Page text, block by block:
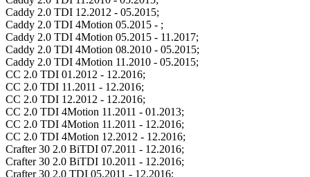
Caddy 2.0 TDI 12.2012 - 05.2015;
Caddy 2.0 TDI 4Motion 05.2015 - ;
Caddy 2.0 TDI 4Motion 05.2015 - 11.2017;
Caddy 2.0 TDI 4Motion 08.2010 - 05.2015;
Caddy 2.0 TDI 4Motion 11.2010 - 05.2015;
CC 2.0 TDI 01.2012 - 12.2016;
CC 2.0 TDI 11.2011 - 12.2016;
CC 2.0 TDI 12.2012 - 12.2016;
CC 2.0 TDI 4Motion 11.2011 - 01.2013;
CC 2.0 TDI 4Motion 11.2011 - 12.2016;
CC 2.0 TDI 4Motion 12.2012 - 12.2016;
Crafter 30 2.0 BiTDI 07.2011 - 12.2016;
Crafter 30 2.0 BiTDI 10.2011 - 12.2016;
Crafter 30 2.0 TDI 05.2011 - 12.2016;